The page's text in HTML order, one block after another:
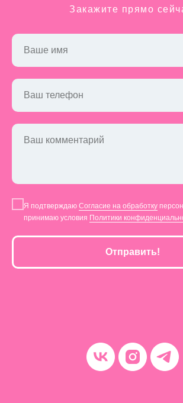
Закажите прямо
Ваше имя
Ваш телефон
Ваш комментарий
Я подтверждаю Согласие на обработку
принимаю условия Политики
Отправить!